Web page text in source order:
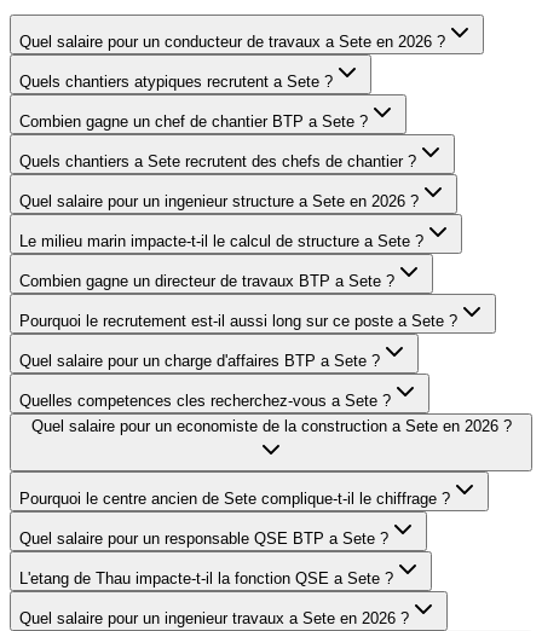
Quel salaire pour un conducteur de travaux a Sete en 2026 ?
Quels chantiers atypiques recrutent a Sete ?
Combien gagne un chef de chantier BTP a Sete ?
Quels chantiers a Sete recrutent des chefs de chantier ?
Quel salaire pour un ingenieur structure a Sete en 2026 ?
Le milieu marin impacte-t-il le calcul de structure a Sete ?
Combien gagne un directeur de travaux BTP a Sete ?
Pourquoi le recrutement est-il aussi long sur ce poste a Sete ?
Quel salaire pour un charge d'affaires BTP a Sete ?
Quelles competences cles recherchez-vous a Sete ?
Quel salaire pour un economiste de la construction a Sete en 2026 ?
Pourquoi le centre ancien de Sete complique-t-il le chiffrage ?
Quel salaire pour un responsable QSE BTP a Sete ?
L'etang de Thau impacte-t-il la fonction QSE a Sete ?
Quel salaire pour un ingenieur travaux a Sete en 2026 ?